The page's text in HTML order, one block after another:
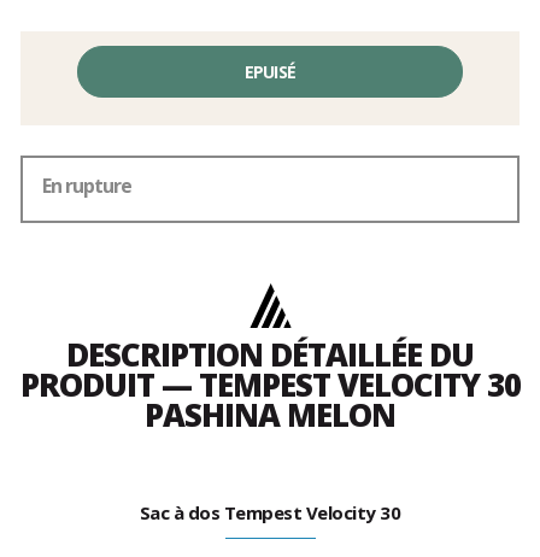
EPUISÉ
En rupture
DESCRIPTION DÉTAILLÉE DU
PRODUIT — TEMPEST VELOCITY 30
PASHINA MELON
Sac à dos Tempest Velocity 30